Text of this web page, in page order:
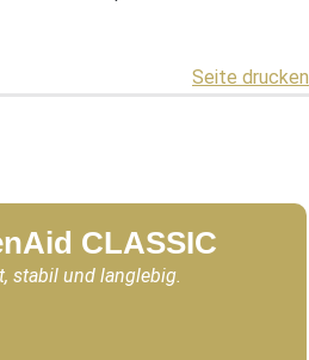
Seite drucken
CLASSIC
stabil und langlebig.